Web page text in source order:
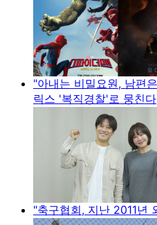
"아내는 비밀요원, 남편
릭스 '복직경찰'로 뭉친다
"축구협회, 지난 2011년